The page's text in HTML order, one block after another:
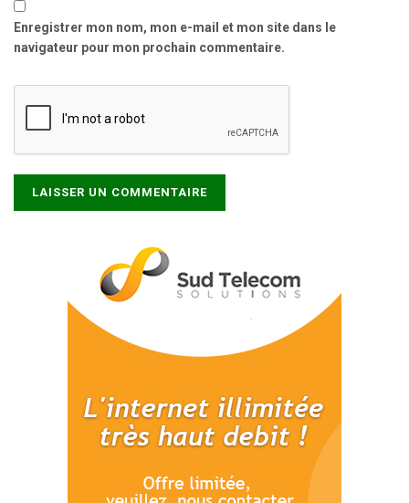
Enregistrer mon nom, mon e-mail et mon site dans le
navigateur pour mon prochain commentaire.